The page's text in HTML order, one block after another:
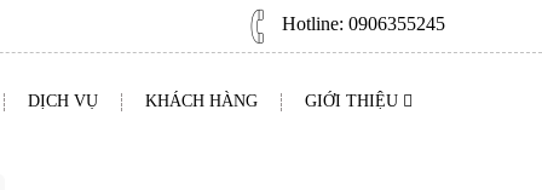
Hotline: 0906355245
DỊCH VỤ KHÁCH HÀNG GIỚI THIỆU